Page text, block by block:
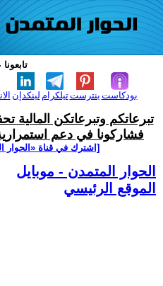
لينكدإن تيلكرامبنترست بودكاست
تبرعاتكم وتبرعاتكن المالية
فشاركونا في دعم
[اشترك في قناة ‫«الحوار
الحوار المتمدن - موبايل
الموقع الرئيسي